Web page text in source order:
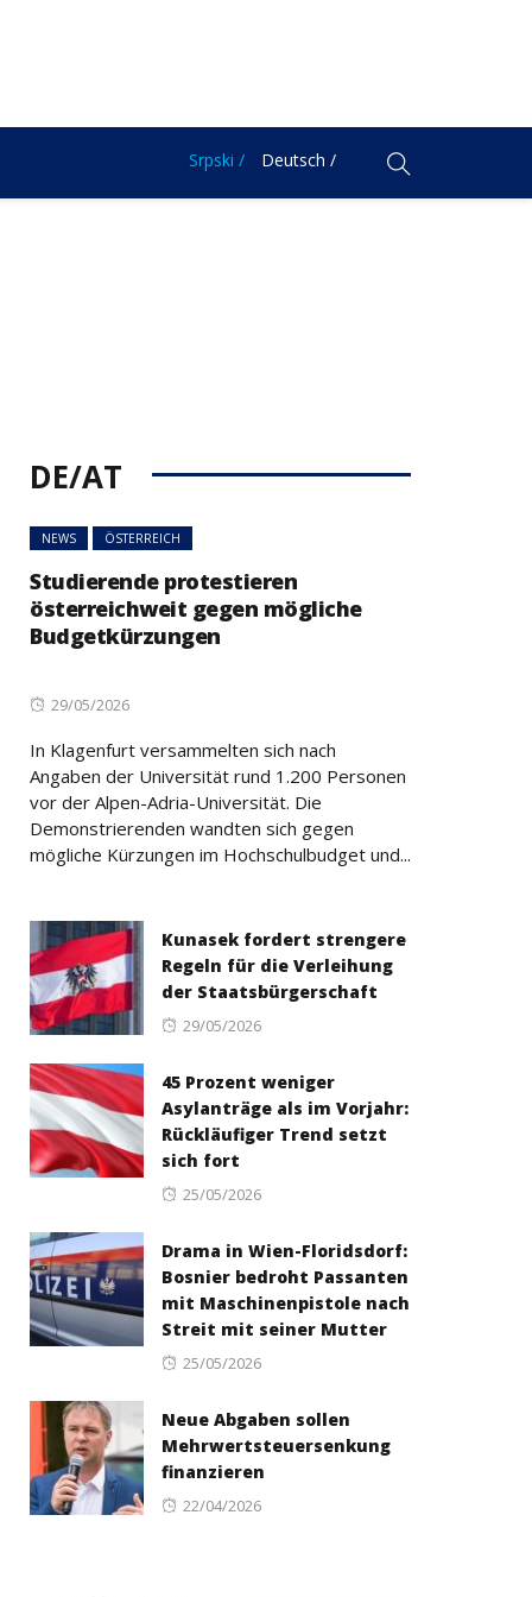
Srpski / Deutsch /
DE/AT
NEWS ÖSTERREICH
Studierende protestieren
österreichweit gegen mögliche
Budgetkürzungen
Posted
29/05/2026
In Klagenfurt versammelten sich nach
Angaben der Universität rund 1.200 Personen
vor der Alpen-Adria-Universität. Die
Demonstrierenden wandten sich gegen
mögliche Kürzungen im Hochschulbudget und...
Kunasek fordert strengere
Regeln für die Verleihung
der Staatsbürgerschaft
Posted
29/05/2026
45 Prozent weniger
Asylanträge als im Vorjahr:
Rückläufiger Trend setzt
sich fort
Posted
25/05/2026
Drama in Wien-Floridsdorf:
Bosnier bedroht Passanten
mit Maschinenpistole nach
Streit mit seiner Mutter
Posted
25/05/2026
Neue Abgaben sollen
Mehrwertsteuersenkung
finanzieren
Posted
22/04/2026